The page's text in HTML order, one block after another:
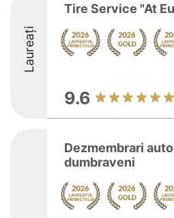
Laureați
Tire Service "At
9.6
Dezmembrari
dumbraveni